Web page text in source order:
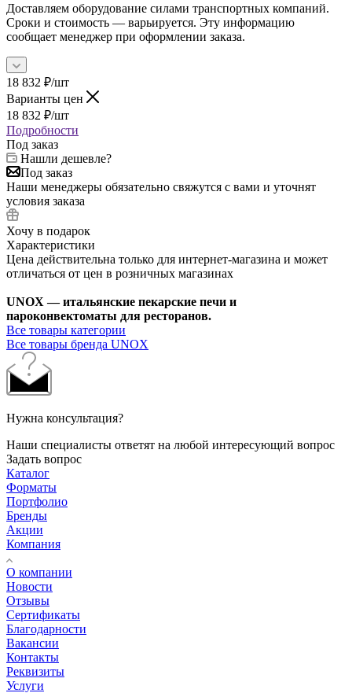
Доставляем оборудование силами транспортных компаний.
Сроки и стоимость — варьируется. Эту информацию
сообщает менеджер при оформлении заказа.
18 832 ₽/шт
Варианты цен
18 832 ₽/шт
Подробности
Под заказ
Нашли дешевле?
Под заказ
Наши менеджеры обязательно свяжутся с вами и уточнят
условия заказа
Хочу в подарок
Характеристики
Цена действительна только для интернет-магазина и может
отличаться от цен в розничных магазинах
UNOX — итальянские пекарские печи и
пароконвектоматы для ресторанов.
Все товары категории
Все товары бренда UNOX
Нужна консультация?
Наши специалисты ответят на любой интересующий вопрос
Задать вопрос
Каталог
Форматы
Портфолио
Бренды
Акции
Компания
О компании
Новости
Отзывы
Сертификаты
Благодарности
Вакансии
Контакты
Реквизиты
Услуги